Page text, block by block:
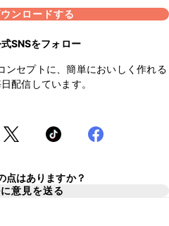
ンロードする
SNSをフォロー
ンセプトに、簡単においしく作れる
配信しています。
点はありますか？
意見を送る